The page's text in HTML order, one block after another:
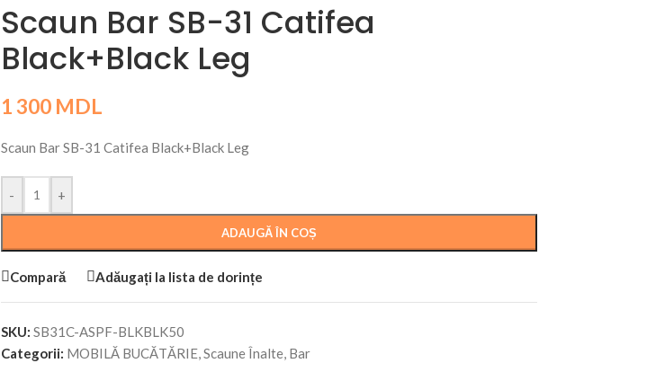
Scaun Bar SB-31 Catifea
Black+Black Leg
1 300 MDL
Scaun Bar SB-31 Catifea Black+Black Leg
- +
ADAUGĂ ÎN COȘ
Compară Adăugați la lista de dorințe
SKU: SB31C-ASPF-BLKBLK50
Categorii: MOBILĂ BUCĂTĂRIE,Scaune Înalte, Bar